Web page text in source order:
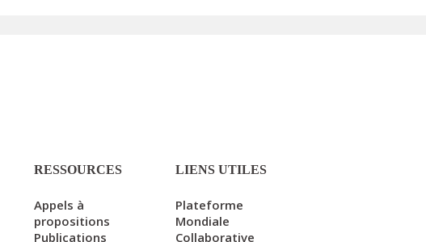
RESSOURCES
Appels à
propositions
Publications
LIENS UTILES
Plateforme
Mondiale
Collaborative